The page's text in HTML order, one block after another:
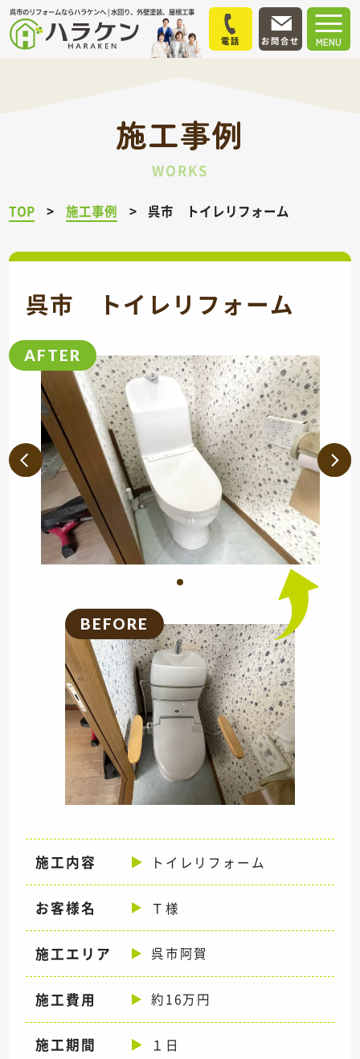
呉市のリフォームならハラケンへ | 水回り、外壁塗装、屋根工事
MENU
電話 お問合せ
施工事例
WORKS
TOP 施工事例 呉市 トイレリフォーム
呉市 トイレリフォーム
施工内容 トイレリフォーム
お客様名 Ｔ様
施工エリア 呉市阿賀
施工費用 約16万円
施工期間 １日